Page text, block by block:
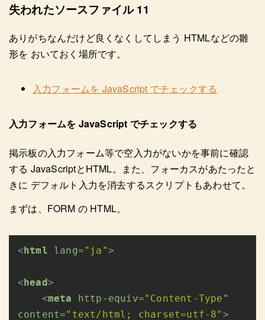
失われたソースファイル 11
ありがちなんだけど良くなくしてしまう HTMLなどの雛
形を おいておく場所です。
入力フォームを JavaScript でチェックする
入力フォームを JavaScript でチェックする
掲示板の入力フォーム等で空入力がないかを事前に確認
する JavaScriptとHTML。また、フォーカスがあたったと
きに デフォルト入力を消去するスクリプトもあわせて。
まずは、FORM の HTML。
<html lang="ja"
<head
<meta http-equiv=
content="text/html; charset=utf-8"